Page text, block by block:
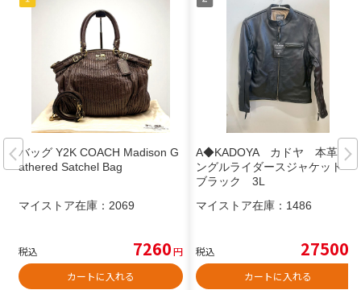
バッグ Y2K COACH Madison G
athered Satchel Bag
マイストア在庫： 2069
税込 7260円
カートに入れる
A◆KADOYA カドヤ 本革 シ
ングルライダースジャケット
ブラック 3L
マイストア在庫： 1486
税込 27500
カートに入れる